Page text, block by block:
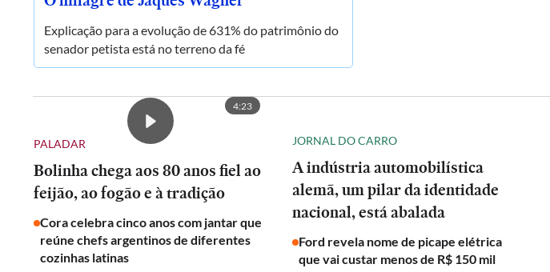
Explicação para a evolução de 631% do patrimônio do
senador petista está no terreno da fé
4:23
PALADAR
Bolinha chega aos 80 anos fiel ao
feijão, ao fogão e à tradição
Cora celebra cinco anos com jantar que
reúne chefs argentinos de diferentes
cozinhas latinas
JORNAL DO CARRO
A indústria automobilística
alemã, um pilar da identidade
nacional, está abalada
Ford revela nome de picape elétrica
que vai custar menos de R$ 150 mil